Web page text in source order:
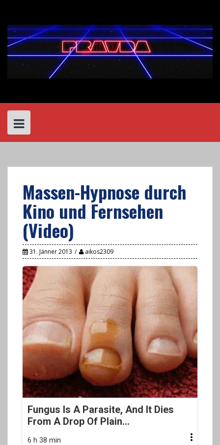
content
Massen-Hypnose durch
Kino und Fernsehen
(Video)
31. Jänner 2013 aikos2309
Fungus Is A Parasite, And It Dies
From A Drop Of Plain...
6 h 38 min